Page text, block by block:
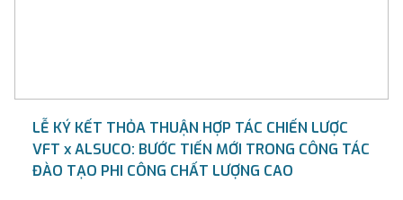
LỄ KÝ KẾT THỎA THUẬN HỢP TÁC CHIẾN LƯỢC
VFT x ALSUCO: BƯỚC TIẾN MỚI TRONG CÔNG TÁC
ĐÀO TẠO PHI CÔNG CHẤT LƯỢNG CAO